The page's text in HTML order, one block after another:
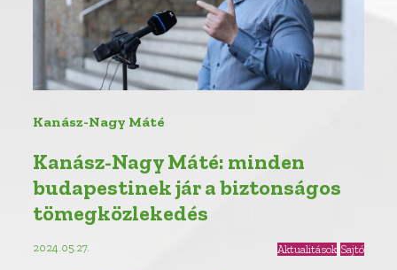
Kanász-Nagy Máté
Kanász-Nagy Máté: minden
budapestinek jár a biztonságos
tömegközlekedés
2024.05.27. Aktualitások Sajtó